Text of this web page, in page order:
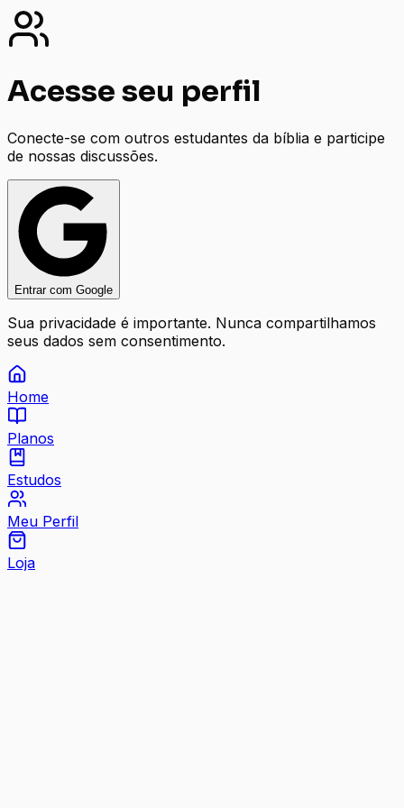
Acesse seu perfil
Conecte-se com outros estudantes da bíblia e participe
de nossas discussões.
Entrar com Google
Sua privacidade é importante. Nunca compartilhamos
seus dados sem consentimento.
Home
Planos
Estudos
Meu Perfil
Loja